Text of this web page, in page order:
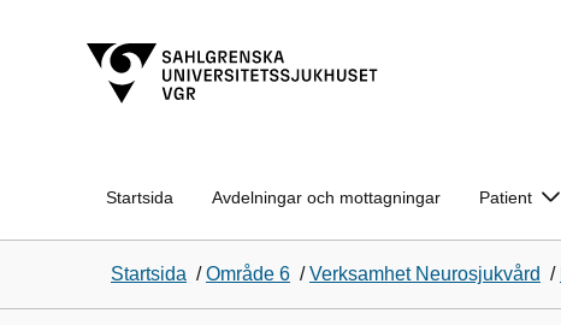
Startsida Avdelningar och mottagningar Patient
Startsida /Område 6 /Verksamhet Neurosjukvård /